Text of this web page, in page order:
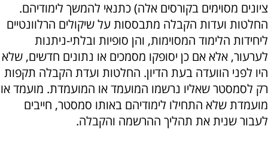
ציונים מסוימים בקורסים אלה) כתנאי להמשך לימודיהם.
החלטות ועדות הקבלה מתבססות על שיקולים הרלוונטיים
ליחידות הלימוד המסוימות, והן סופיות ובלתי-ניתנות
לערעור, אלא אם כן יסופקו מסמכים או נתונים חדשים, שלא
היו לפני הוועדה בעת הדיון. החלטות ועדת הקבלה תקפות
רק לסמסטר שאליו נרשמו המועמד או המועמדת. מועמד או
מועמדת שלא התחילו לימודיהם באותו סמסטר, חייבים
לעבור שנית את תהליך ההרשמה והקבלה.